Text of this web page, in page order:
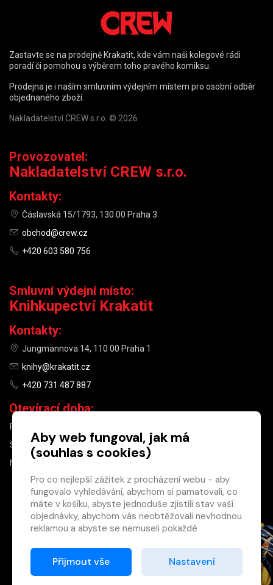
×
Máte u nás již
registrovaný
účet?
Registrací získáte slevu
na zboží ve výši 15 %
Zastavte se na prodejně Krakatit, kde vám naši kolegové rádi
poradí či pomohou s výběrem toho pravého komiksu.
Prodejna je i naším smluvním výdejním místem pro osobní odběr
objednaného zboží.
Nakladatelství CREW s.r.o. © 2026
Provozovatel:
Nakladatelství CREW s.r.o.
Kontakty:
Čáslavská 15/1793, 130 00 Praha 3
obchod@crew.cz
+420 603 580 756
Smluvní výdejní místo:
Knihkupectví Krakatit
Kontakty:
Jungmannova 14, 110 00 Praha 1
knihy@krakatit.cz
+420 731 487 887
Otevírací doba:
PO–PÁ
SO
10:00–13:00
NE
Aby web fungoval, jak má
(souhlas s cookies)
Pro co nejlepší zážitek z procházení webu - aby
fungovalo vyhledávání, abychom si pamatovali, co
máte v košíku, abyste jednoduše zjistili stav vaší
objednávky, abychom vás neobtěžovali nevhodnou
reklamou a abyste se nemuseli pokaždé
Proto od vás potřebujeme souhlas se
zpracováním souborů cookies
Přijmout vše Nastavení